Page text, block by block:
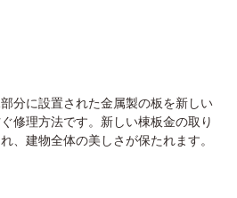
分に設置された金属製の板を新しい
修理方法です。新しい棟板金の取り
、建物全体の美しさが保たれます。